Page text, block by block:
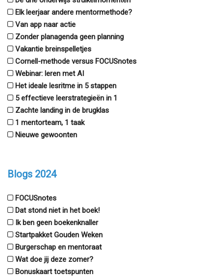
Elk leerjaar andere mentormethode?
Van app naar actie
Zonder planagenda geen planning
Vakantie breinspelletjes
Cornell-methode versus FOCUSnotes
Webinar: leren met AI
Het ideale lesritme in 5 stappen
5 effectieve leerstrategieën in 1
Zachte landing in de brugklas
1 mentorteam, 1 taak
Nieuwe gewoonten
Blogs 2024
FOCUSnotes
Dat stond niet in het boek!
Ik ben geen boekenknaller
Startpakket Gouden Weken
Burgerschap en mentoraat
Wat doe jij deze zomer?
Bonuskaart toetspunten